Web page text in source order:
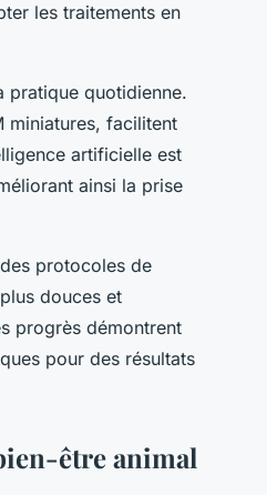
les traitements en
pratique quotidienne.
miniatures, facilitent
artificielle est
ainsi la prise
protocoles de
douces et
progrès démontrent
pour des résultats
être animal